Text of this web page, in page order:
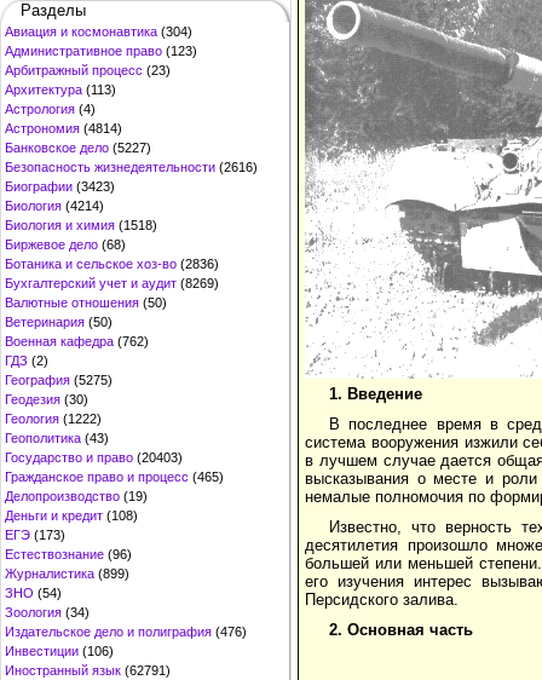
Разделы
Авиация и космонавтика (304)
Административное право (123)
Арбитражный процесс (23)
Архитектура (113)
Астрология (4)
Астрономия (4814)
Банковское дело (5227)
Безопасность жизнедеятельности (2616)
Биографии (3423)
Биология (4214)
Биология и химия (1518)
Биржевое дело (68)
Ботаника и сельское хоз-во (2836)
Бухгалтерский учет и аудит (8269)
Валютные отношения (50)
Ветеринария (50)
Военная кафедра (762)
ГДЗ (2)
География (5275)
Геодезия (30)
Геология (1222)
Геополитика (43)
Государство и право (20403)
Гражданское право и процесс (465)
Делопроизводство (19)
Деньги и кредит (108)
ЕГЭ (173)
Естествознание (96)
Журналистика (899)
ЗНО (54)
Зоология (34)
Издательское дело и полиграфия (476)
Инвестиции (106)
Иностранный язык (62791)
1. Введение
В последнее время в
система вооружения изжили
в лучшем случае дается
высказывания о месте и
немалые полномочия по
Известно, что верность
десятилетия произошло
большей или меньшей
его изучения интерес
Персидского залива.
2. Основная часть